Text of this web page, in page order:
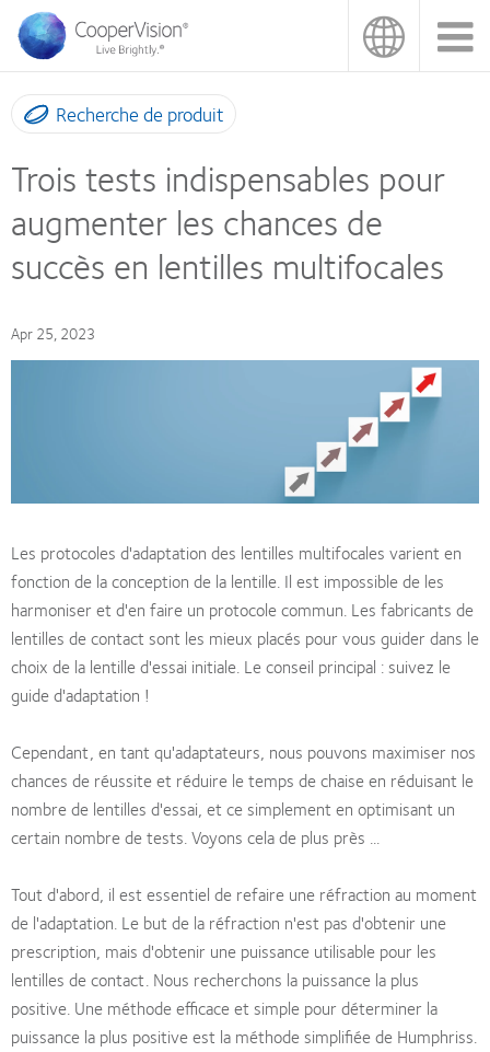
contenu
principal
Recherche de produit
Trois tests indispensables pour
augmenter les chances de
succès en lentilles multifocales
Apr 25, 2023
Les protocoles d'adaptation des lentilles multifocales varient en
fonction de la conception de la lentille. Il est impossible de les
harmoniser et d'en faire un protocole commun. Les fabricants de
lentilles de contact sont les mieux placés pour vous guider dans le
choix de la lentille d'essai initiale. Le conseil principal : suivez le
guide d'adaptation !
Cependant, en tant qu'adaptateurs, nous pouvons maximiser nos
chances de réussite et réduire le temps de chaise en réduisant le
nombre de lentilles d'essai, et ce simplement en optimisant un
certain nombre de tests. Voyons cela de plus près ...
Tout d'abord, il est essentiel de refaire une réfraction au moment
de l'adaptation. Le but de la réfraction n'est pas d'obtenir une
prescription, mais d'obtenir une puissance utilisable pour les
lentilles de contact. Nous recherchons la puissance la plus
positive. Une méthode efficace et simple pour déterminer la
puissance la plus positive est la méthode simplifiée de Humphriss.